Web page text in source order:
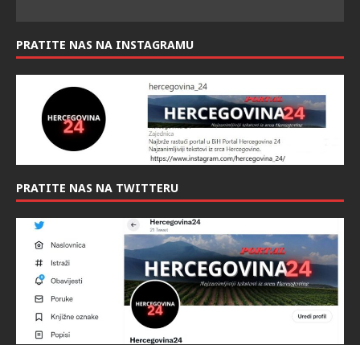
PRATITE NAS NA INSTAGRAMU
PRATITE NAS NA TWITTERU